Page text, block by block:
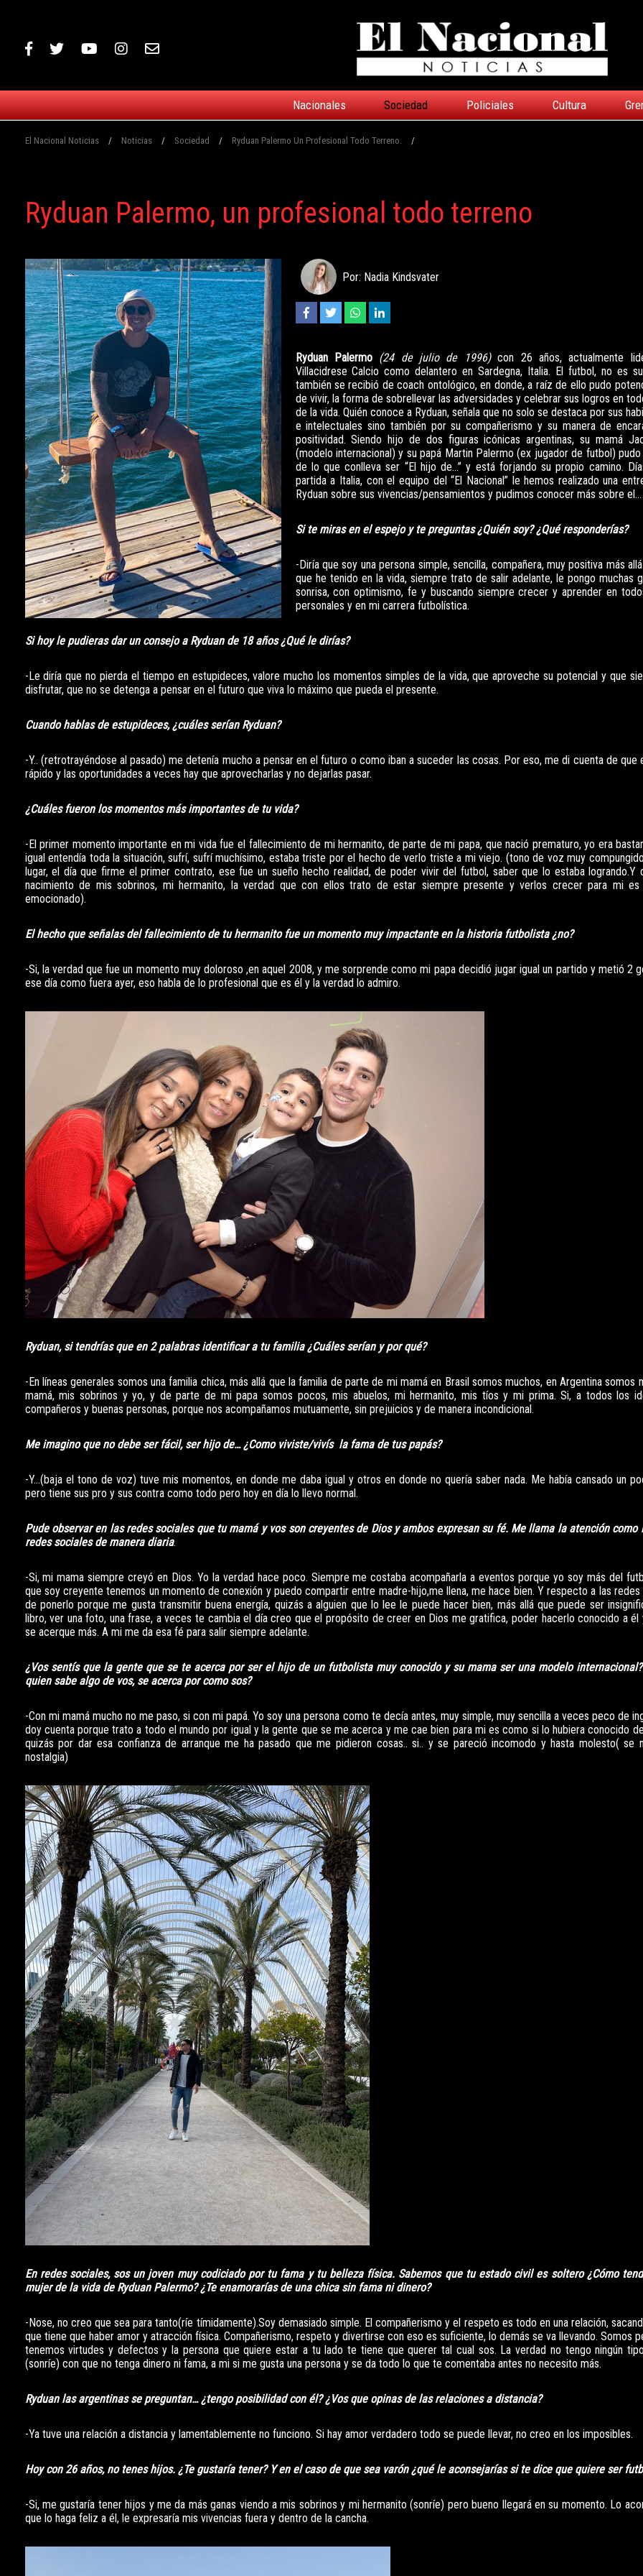
Nacionales Sociedad Policiales Cultura
El Nacional Noticias / Noticias / Sociedad / Ryduan Palermo Un Profesional Todo Terreno. /
Ryduan Palermo, un profesional todo terreno
Por: Nadia Kindsvater
Ryduan Palermo (24 de julio de 1996)con 26 años, actualmente
Villacidrese Calcio como delantero en Sardegna, Italia. El futbol, no es
también se recibió de coach ontológico, en donde, a raíz de ello pudo
de vivir, la forma de sobrellevar las adversidades y celebrar sus logros en
de la vida. Quién conoce a Ryduan, señala que no solo se destaca por sus
e intelectuales sino también por su compañerismo y su manera de
positividad. Siendo hijo de dos figuras icónicas argentinas, su mamá
(modelo internacional) y su papá Martin Palermo (ex jugador de futbol)
de lo que conlleva ser “El hijo de…” y está forjando su propio camino.
partida a Italia, con el equipo del “El Nacional” le hemos realizado una
Ryduan sobre sus vivencias/pensamientos y pudimos conocer más sobre el…
Si te miras en el espejo y te preguntas ¿Quién soy? ¿Qué responderías?
-Diría que soy una persona simple, sencilla, compañera, muy positiva más
que he tenido en la vida, siempre trato de salir adelante, le pongo muchas
sonrisa, con optimismo, fe y buscando siempre crecer y aprender en
personales y en mi carrera futbolística.
Si hoy le pudieras dar un consejo a Ryduan de 18 años ¿Qué le dirías?
-Le diría que no pierda el tiempo en estupideces, valore mucho los momentos simples de la vida, que aproveche su potencial y que
disfrutar, que no se detenga a pensar en el futuro que viva lo máximo que pueda el presente.
Cuando hablas de estupideces, ¿cuáles serían Ryduan?
-Y.. (retrotrayéndose al pasado) me detenía mucho a pensar en el futuro o como iban a suceder las cosas. Por eso, me di cuenta de que
rápido y las oportunidades a veces hay que aprovecharlas y no dejarlas pasar.
¿Cuáles fueron los momentos más importantes de tu vida?
-El primer momento importante en mi vida fue el fallecimiento de mi hermanito, de parte de mi papa, que nació prematuro, yo era
igual entendía toda la situación, sufrí, sufrí muchísimo, estaba triste por el hecho de verlo triste a mi viejo. (tono de voz muy
lugar, el día que firme el primer contrato, ese fue un sueño hecho realidad, de poder vivir del futbol, saber que lo estaba logrando.Y
nacimiento de mis sobrinos, mi hermanito, la verdad que con ellos trato de estar siempre presente y verlos crecer para mi es
emocionado).
El hecho que señalas del fallecimiento de tu hermanito fue un momento muy impactante en la historia futbolista ¿no?
-Si, la verdad que fue un momento muy doloroso ,en aquel 2008, y me sorprende como mi papa decidió jugar igual un partido y metió 2
ese día como fuera ayer, eso habla de lo profesional que es él y la verdad lo admiro.
Ryduan, si tendrías que en 2 palabras identificar a tu familia ¿Cuáles serían y por qué?
-En líneas generales somos una familia chica, más allá que la familia de parte de mi mamá en Brasil somos muchos, en Argentina somos
mamá, mis sobrinos y yo, y de parte de mi papa somos pocos, mis abuelos, mi hermanito, mis tíos y mi prima. Si, a todos los
compañeros y buenas personas, porque nos acompañamos mutuamente, sin prejuicios y de manera incondicional.
Me imagino que no debe ser fácil, ser hijo de… ¿Como viviste/vivís la fama de tus papás?
-Y…(baja el tono de voz) tuve mis momentos, en donde me daba igual y otros en donde no quería saber nada. Me había cansado un
pero tiene sus pro y sus contra como todo pero hoy en día lo llevo normal.
Pude observar en las redes sociales que tu mamá y vos son creyentes de Dios y ambos expresan su fé. Me llama la atención como
redes sociales de manera diaria.
-Si, mi mama siempre creyó en Dios. Yo la verdad hace poco. Siempre me costaba acompañarla a eventos porque yo soy más del
que soy creyente tenemos un momento de conexión y puedo compartir entre madre-hijo,me llena, me hace bien. Y respecto a las
de ponerlo porque me gusta transmitir buena energía, quizás a alguien que lo lee le puede hacer bien, más allá que puede ser
libro, ver una foto, una frase, a veces te cambia el día creo que el propósito de creer en Dios me gratifica, poder hacerlo conocido a él
se acerque más. A mi me da esa fé para salir siempre adelante.
¿Vos sentís que la gente que se te acerca por ser el hijo de un futbolista muy conocido y su mama ser una modelo
quien sabe algo de vos, se acerca por como sos?
-Con mi mamá mucho no me paso, si con mi papá. Yo soy una persona como te decía antes, muy simple, muy sencilla a veces peco de
doy cuenta porque trato a todo el mundo por igual y la gente que se me acerca y me cae bien para mi es como si lo hubiera conocido
quizás por dar esa confianza de arranque me ha pasado que me pidieron cosas.. si.. y se pareció incomodo y hasta molesto( se
nostalgia)
En redes sociales, sos un joven muy codiciado por tu fama y tu belleza física. Sabemos que tu estado civil es soltero ¿Cómo
mujer de la vida de Ryduan Palermo? ¿Te enamorarías de una chica sin fama ni dinero?
-Nose, no creo que sea para tanto(ríe tímidamente).Soy demasiado simple. El compañerismo y el respeto es todo en una relación,
que tiene que haber amor y atracción física. Compañerismo, respeto y divertirse con eso es suficiente, lo demás se va llevando. Somos
tenemos virtudes y defectos y la persona que quiere estar a tu lado te tiene que querer tal cual sos. La verdad no tengo ningún
(sonríe) con que no tenga dinero ni fama, a mi si me gusta una persona y se da todo lo que te comentaba antes no necesito más.
Ryduan las argentinas se preguntan… ¿tengo posibilidad con él? ¿Vos que opinas de las relaciones a distancia?
-Ya tuve una relación a distancia y lamentablemente no funciono. Si hay amor verdadero todo se puede llevar, no creo en los imposibles.
Hoy con 26 años, no tenes hijos. ¿Te gustaría tener? Y en el caso de que sea varón ¿qué le aconsejarías si te dice que quiere ser
-Si, me gustaría tener hijos y me da más ganas viendo a mis sobrinos y mi hermanito (sonríe) pero bueno llegará en su momento. Lo
que lo haga feliz a él, le expresaría mis vivencias fuera y dentro de la cancha.